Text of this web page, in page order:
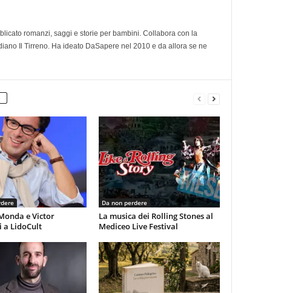
romanzi, saggi e storie per bambini. Collabora con la
Il Tirreno. Ha ideato DaSapere nel 2010 e da allora se ne
e Victor
a LidoCult
Da non perdere
La musica dei Rolling Stones al
Mediceo Live Festival